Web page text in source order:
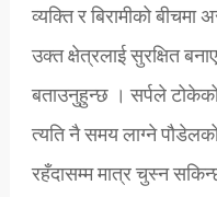
व्यक्ति र बिरामीको
उक्त क्षेत्रलाई सुरक्षित
बताउनुहुन्छ । सर्पले
त्यति नै समय लाग्ने
रहँदासम्म मात्र चुस्न